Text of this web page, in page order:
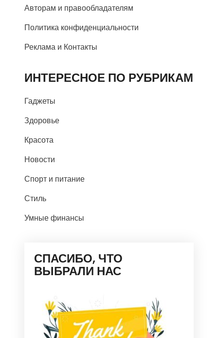
Авторам и правообладателям
Политика конфиденциальности
Реклама и Контакты
ИНТЕРЕСНОЕ ПО РУБРИКАМ
Гаджеты
Здоровье
Красота
Новости
Спорт и питание
Стиль
Умные финансы
СПАСИБО, ЧТО
ВЫБРАЛИ НАС